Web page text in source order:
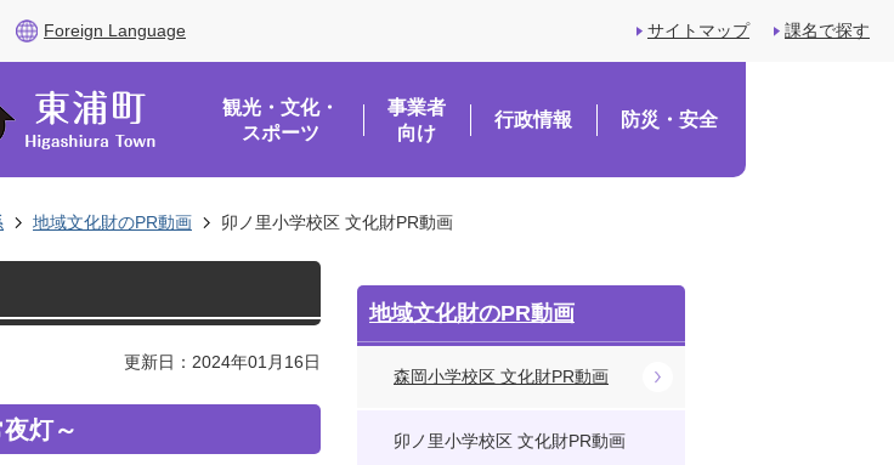
Foreign Language サイトマップ 課名で探す
観光・文化・
スポーツ
事業者
向け
行政情報 防災・安全
地域文化財のPR動画 卯ノ里小学校区 文化財PR動画
更新日：2024年01月16日
灯～
地域文化財のPR動画
森岡小学校区 文化財PR動画
卯ノ里小学校区 文化財PR動画